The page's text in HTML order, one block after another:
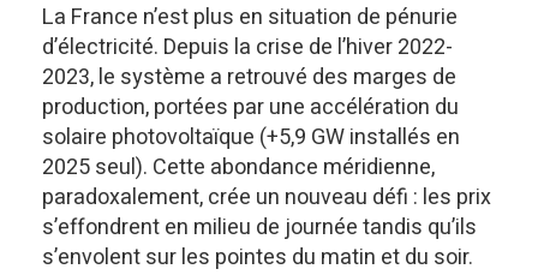
La France n’est plus en situation de pénurie
d’électricité. Depuis la crise de l’hiver 2022-
2023, le système a retrouvé des marges de
production, portées par une accélération du
solaire photovoltaïque (+5,9 GW installés en
2025 seul). Cette abondance méridienne,
paradoxalement, crée un nouveau défi : les prix
s’effondrent en milieu de journée tandis qu’ils
s’envolent sur les pointes du matin et du soir.